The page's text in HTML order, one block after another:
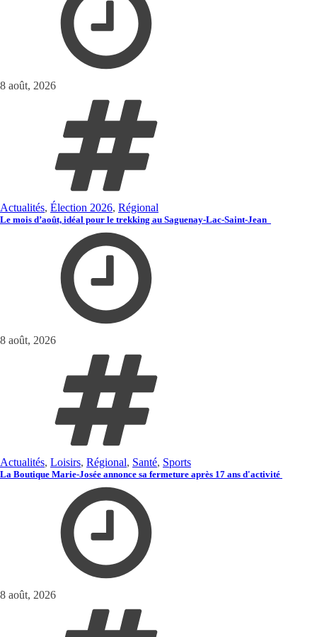
8 août, 2026
Actualités, Élection 2026, Régional
Le mois d’août, idéal pour le trekking au Saguenay-Lac-Saint-Jean
8 août, 2026
Actualités, Loisirs, Régional, Santé, Sports
La Boutique Marie-Josée annonce sa fermeture après 17 ans d'activité
8 août, 2026